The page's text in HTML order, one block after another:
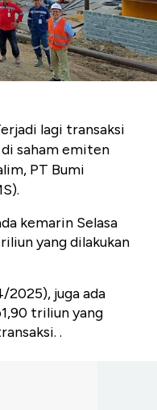
lagi transaksi
saham emiten
PT Bumi
kemarin Selasa
yang dilakukan
2025), juga ada
triliun yang
.